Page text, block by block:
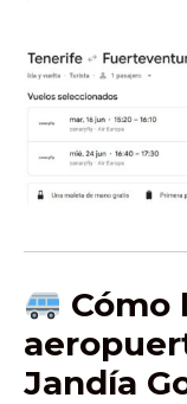
Cómo
Jandía